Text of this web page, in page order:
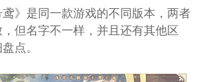
鸢》是同一款游戏的不同版本，两者
但名字不一样，并且还有其他区
点。